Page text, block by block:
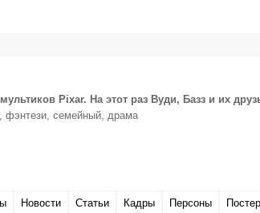
Pixar. На этот раз Вуди, Базз и их
фэнтези, семейный, драма
Новости Статьи Кадры Персоны